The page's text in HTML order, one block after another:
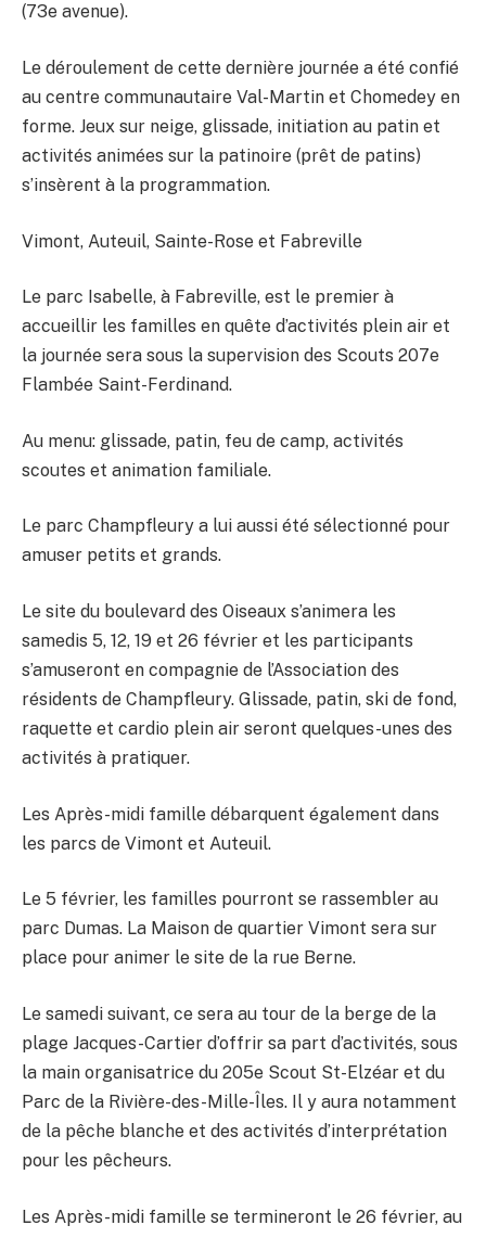
(73e avenue).
Le déroulement de cette dernière journée a été confié
au centre communautaire Val-Martin et Chomedey en
forme. Jeux sur neige, glissade, initiation au patin et
activités animées sur la patinoire (prêt de patins)
s’insèrent à la programmation.
Vimont, Auteuil, Sainte-Rose et Fabreville
Le parc Isabelle, à Fabreville, est le premier à
accueillir les familles en quête d’activités plein air et
la journée sera sous la supervision des Scouts 207e
Flambée Saint-Ferdinand.
Au menu: glissade, patin, feu de camp, activités
scoutes et animation familiale.
Le parc Champfleury a lui aussi été sélectionné pour
amuser petits et grands.
Le site du boulevard des Oiseaux s’animera les
samedis 5, 12, 19 et 26 février et les participants
s’amuseront en compagnie de l’Association des
résidents de Champfleury. Glissade, patin, ski de fond,
raquette et cardio plein air seront quelques-unes des
activités à pratiquer.
Les Après-midi famille débarquent également dans
les parcs de Vimont et Auteuil.
Le 5 février, les familles pourront se rassembler au
parc Dumas. La Maison de quartier Vimont sera sur
place pour animer le site de la rue Berne.
Le samedi suivant, ce sera au tour de la berge de la
plage Jacques-Cartier d’offrir sa part d’activités, sous
la main organisatrice du 205e Scout St-Elzéar et du
Parc de la Rivière-des-Mille-Îles. Il y aura notamment
de la pêche blanche et des activités d’interprétation
pour les pêcheurs.
Les Après-midi famille se termineront le 26 février, au